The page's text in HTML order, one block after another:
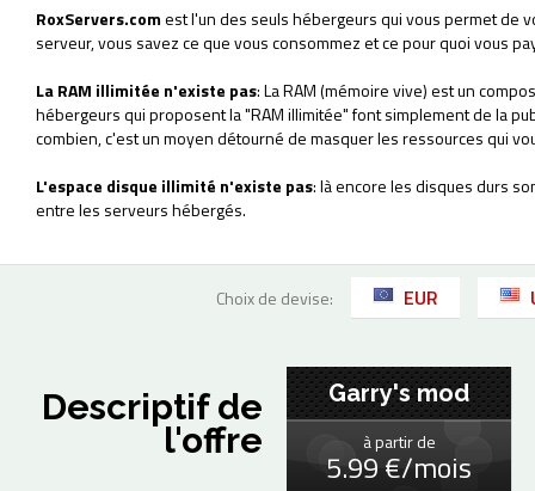
RoxServers.comest l'un des seuls hébergeurs qui vous permet de
serveur, vous savez ce que vous consommez et ce pour quoi vous
La RAM illimitée n'existe pas: La RAM (mémoire vive) est un
hébergeurs qui proposent la "RAM illimitée" font simplement de la
combien, c'est un moyen détourné de masquer les ressources qui
L'espace disque illimité n'existe pas: là encore les disques durs
entre les serveurs hébergés.
Choix de devise: EUR
Descriptif de
l'offre
Garry's mod
à partir de
5.99 €/mois